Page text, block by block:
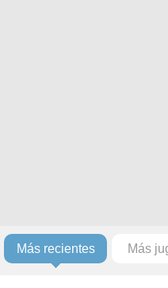
Más recientes Más